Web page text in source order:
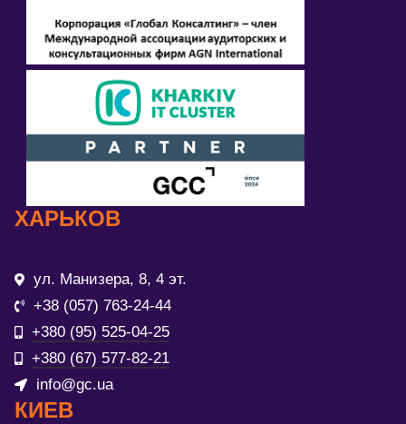
ХАРЬКОВ
ул. Манизера, 8, 4 эт.
+38 (057) 763-24-44
+380 (95) 525-04-25
+380 (67) 577-82-21
info@gc.ua
КИЕВ